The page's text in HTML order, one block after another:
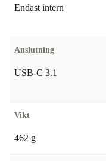
Endast intern
Anslutning
USB-C 3.1
Vikt
462 g